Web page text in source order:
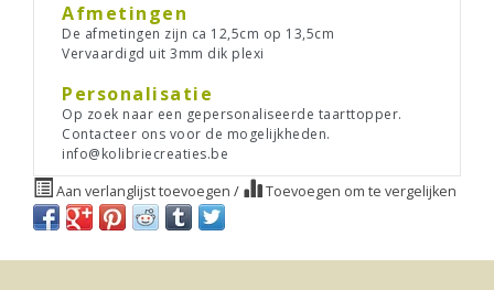
Afmetingen
De afmetingen zijn ca 12,5cm op 13,5cm
Vervaardigd uit 3mm dik plexi
Personalisatie
Op zoek naar een gepersonaliseerde taarttopper.
Contacteer ons voor de mogelijkheden.
info@kolibriecreaties.be
Aan verlanglijst toevoegen / Toevoegen om te vergelijken